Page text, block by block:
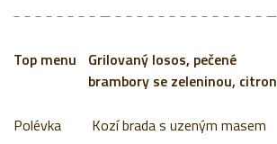
Grilovaný losos, pečené
brambory se zeleninou, citron
Kozí brada s uzeným masem